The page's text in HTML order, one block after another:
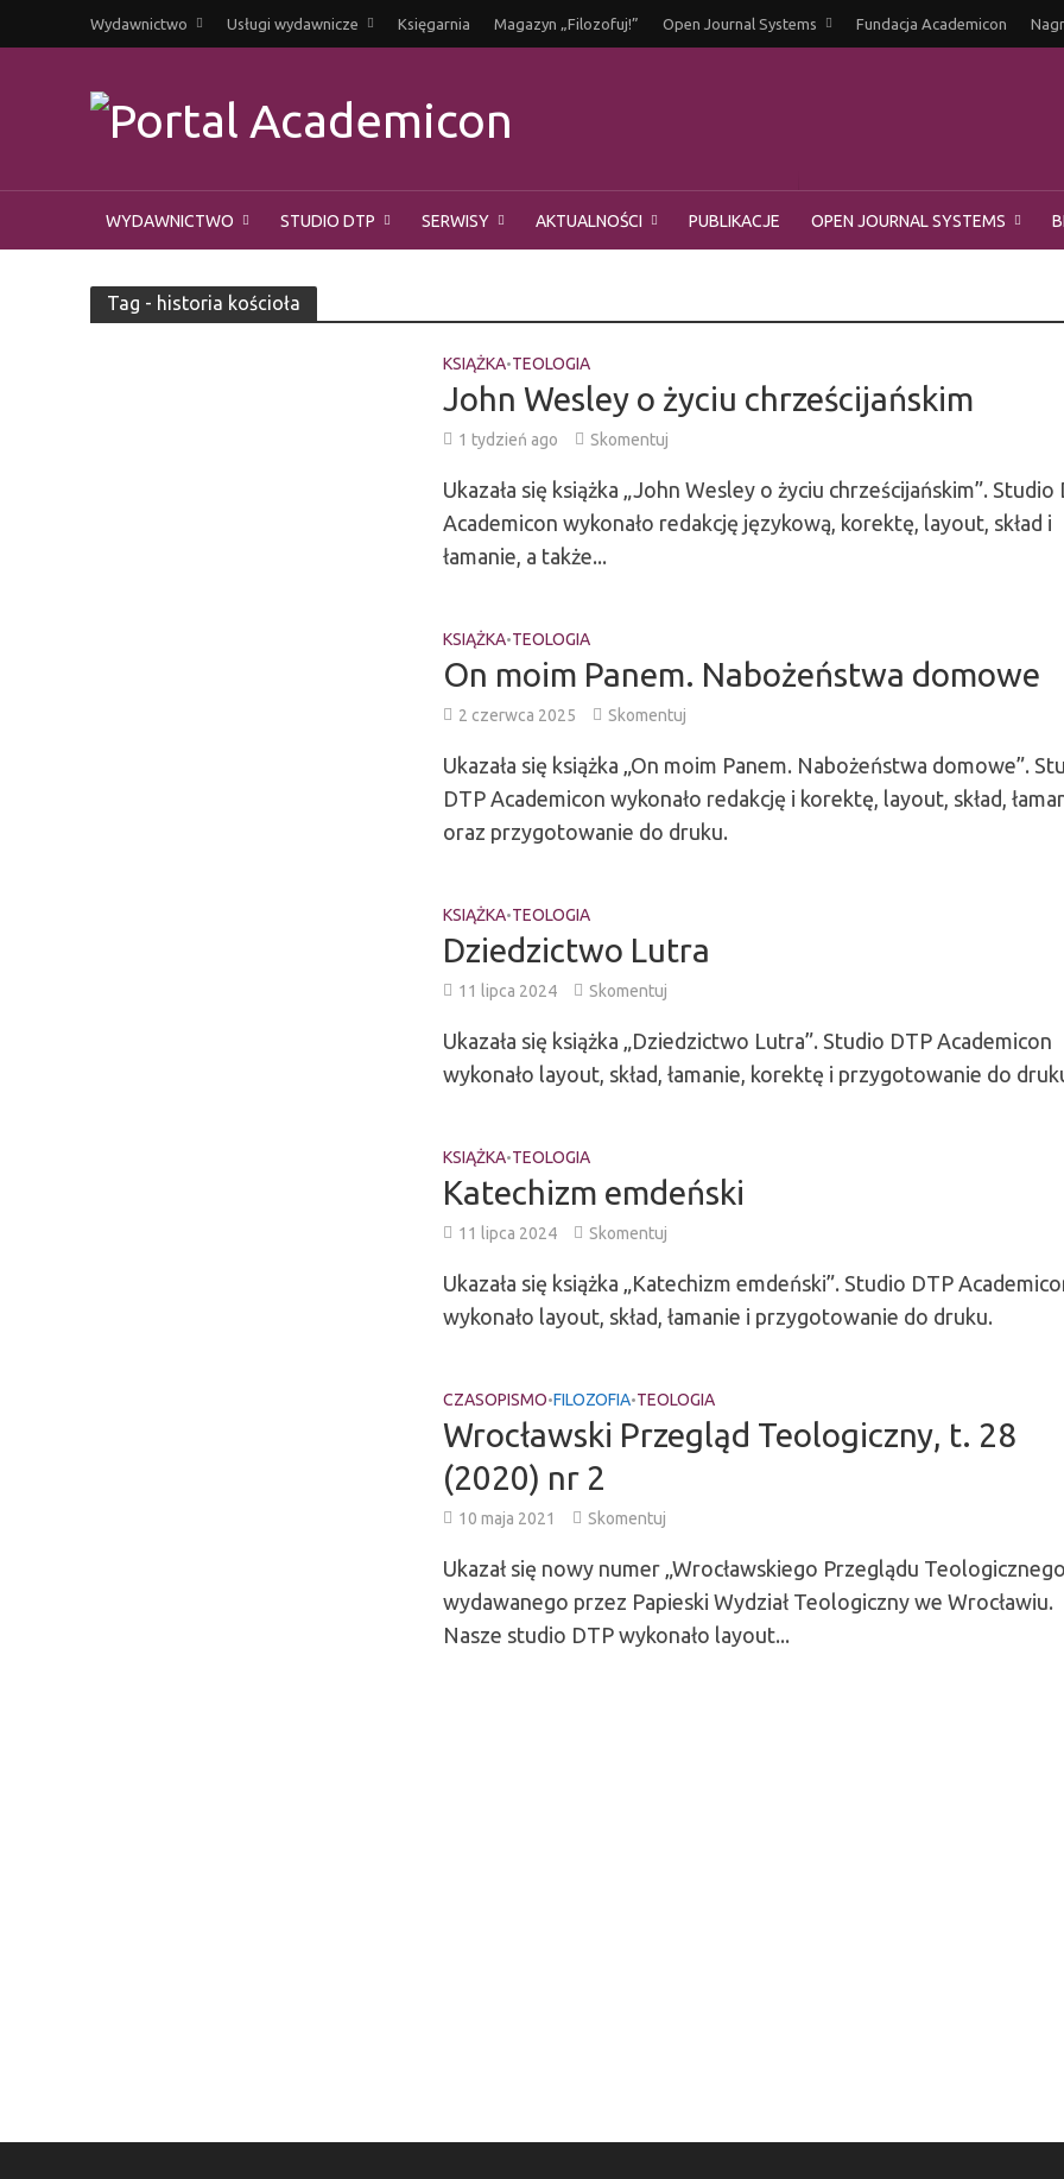
Wydawnictwo Usługi wydawnicze Księgarnia Magazyn „Filozofuj!” Open Journal Systems Fundacja Academicon
WYDAWNICTWO STUDIO DTP SERWISY AKTUALNOŚCI PUBLIKACJE OPEN JOURNAL SYSTEMS
Tag - historia kościoła
KSIĄŻKA•TEOLOGIA
John Wesley o życiu chrześcijańskim
1 tydzień ago Skomentuj
Ukazała się książka „John Wesley o życiu chrześcijańskim”. Studio
Academicon wykonało redakcję językową, korektę, layout, skład i
łamanie, a także...
KSIĄŻKA•TEOLOGIA
On moim Panem. Nabożeństwa domowe
2 czerwca 2025 Skomentuj
Ukazała się książka „On moim Panem. Nabożeństwa domowe”.
DTP Academicon wykonało redakcję i korektę, layout, skład,
oraz przygotowanie do druku.
KSIĄŻKA•TEOLOGIA
Dziedzictwo Lutra
11 lipca 2024 Skomentuj
Ukazała się książka „Dziedzictwo Lutra”. Studio DTP Academicon
wykonało layout, skład, łamanie, korektę i przygotowanie do
KSIĄŻKA•TEOLOGIA
Katechizm emdeński
11 lipca 2024 Skomentuj
Ukazała się książka „Katechizm emdeński”. Studio DTP
wykonało layout, skład, łamanie i przygotowanie do druku.
CZASOPISMO•FILOZOFIA•TEOLOGIA
Wrocławski Przegląd Teologiczny, t. 28
(2020) nr 2
10 maja 2021 Skomentuj
Ukazał się nowy numer „Wrocławskiego Przeglądu
wydawanego przez Papieski Wydział Teologiczny we Wrocławiu.
Nasze studio DTP wykonało layout...